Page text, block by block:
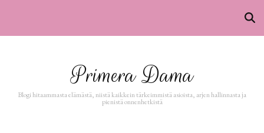
Primera Dama
Blogi hitaammasta elämästä, niistä kaikkein tärkeimmistä asioista, arjen hallinnasta ja
pienistä onnenhetkistä